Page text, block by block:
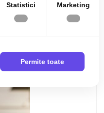
Statistici Marketing
Permite toate